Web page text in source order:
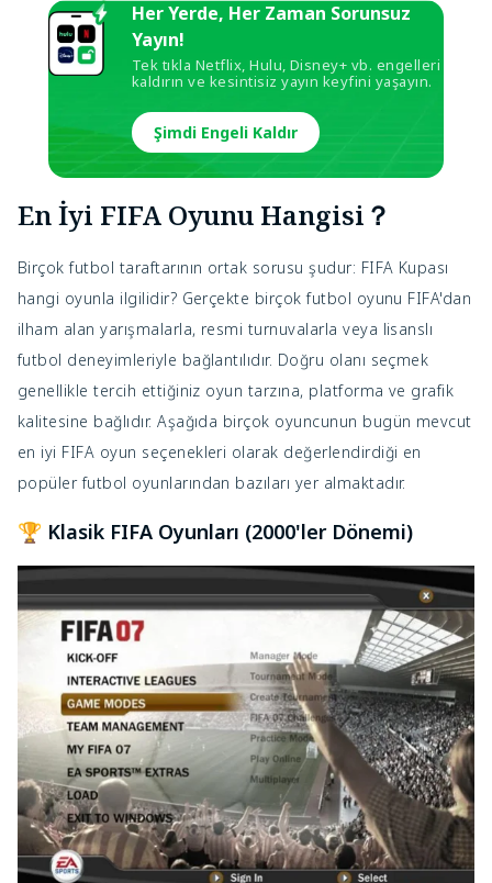
Her Yerde, Her Zaman Sorunsuz
Yayın!
Tek tıkla Netflix, Hulu, Disney+ vb. engelleri
kaldırın ve kesintisiz yayın keyfini yaşayın.
Şimdi Engeli Kaldır
En İyi FIFA Oyunu Hangisi？
Birçok futbol taraftarının ortak sorusu şudur: FIFA Kupası
hangi oyunla ilgilidir? Gerçekte birçok futbol oyunu FIFA'dan
ilham alan yarışmalarla, resmi turnuvalarla veya lisanslı
futbol deneyimleriyle bağlantılıdır. Doğru olanı seçmek
genellikle tercih ettiğiniz oyun tarzına, platforma ve grafik
kalitesine bağlıdır. Aşağıda birçok oyuncunun bugün mevcut
en iyi FIFA oyun seçenekleri olarak değerlendirdiği en
popüler futbol oyunlarından bazıları yer almaktadır.
🏆 Klasik FIFA Oyunları (2000'ler Dönemi)